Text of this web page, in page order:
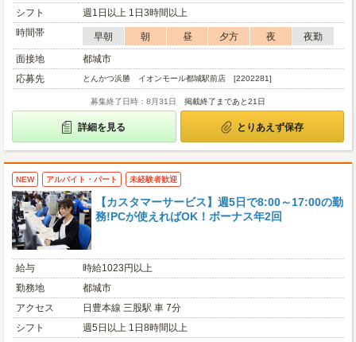
シフト
週1日以上 1日3時間以上
時間帯
早朝 朝 昼 夕方 夜
夜勤
面接地
都城市
応募先
とんかつ浜勝 イオンモール都城駅前店 [2202281]
募集終了日時：8月31日 掲載終了まであと21日
詳細を見る とりあえず保存
NEW アルバイト・パート 未経験者歓迎
【カスタマーサービス】週5日で8:00～17:00の勤
務!PCが使えればOK！ボーナス年2回
給与
時給1023円以上
勤務地
都城市
アクセス
日豊本線 三股駅 車 7分
シフト
週5日以上 1日8時間以上